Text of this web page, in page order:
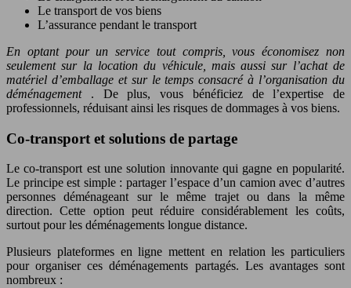
Le transport de vos biens
L’assurance pendant le transport
En optant pour un service tout compris, vous économisez non
seulement sur la location du véhicule, mais aussi sur l’achat de
matériel d’emballage et sur le temps consacré à l’organisation du
déménagement . De plus, vous bénéficiez de l’expertise de
professionnels, réduisant ainsi les risques de dommages à vos biens.
Co-transport et solutions de partage
Le co-transport est une solution innovante qui gagne en popularité.
Le principe est simple : partager l’espace d’un camion avec d’autres
personnes déménageant sur le même trajet ou dans la même
direction. Cette option peut réduire considérablement les coûts,
surtout pour les déménagements longue distance.
Plusieurs plateformes en ligne mettent en relation les particuliers
pour organiser ces déménagements partagés. Les avantages sont
nombreux :